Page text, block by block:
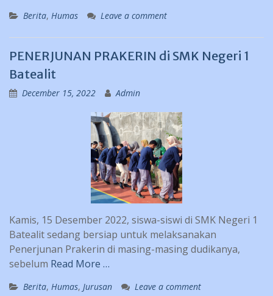
Berita, Humas Leave a comment
PENERJUNAN PRAKERIN di SMK Negeri 1
Batealit
December 15, 2022 Admin
Kamis, 15 Desember 2022, siswa-siswi di SMK Negeri 1
Batealit sedang bersiap untuk melaksanakan
Penerjunan Prakerin di masing-masing dudikanya,
sebelum Read More …
Berita, Humas, Jurusan Leave a comment